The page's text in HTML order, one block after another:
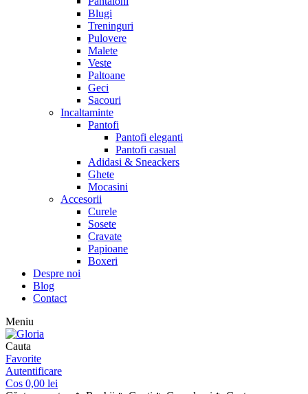
Blugi
Treninguri
Pulovere
Malete
Veste
Paltoane
Geci
Sacouri
Incaltaminte
Pantofi
Pantofi eleganti
Pantofi casual
Adidasi & Sneackers
Ghete
Mocasini
Accesorii
Curele
Sosete
Cravate
Papioane
Boxeri
Despre noi
Blog
Contact
Meniu
Cauta
Favorite
Autentificare
Cos 0,00 lei